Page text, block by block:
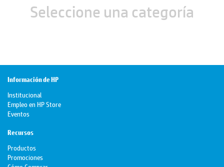
Seleccione una categoría
Información de HP
Institucional
Empleo en HP Store
Eventos
Recursos
Productos
Promociones